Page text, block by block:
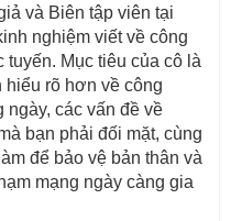
và Biên tập viên tại
nghiệm viết về công
Mục tiêu của cô là
rõ hơn về công
ngày, các vấn đề về
bạn phải đối mặt, cùng
để bảo vệ bản thân và
mạng ngày càng gia